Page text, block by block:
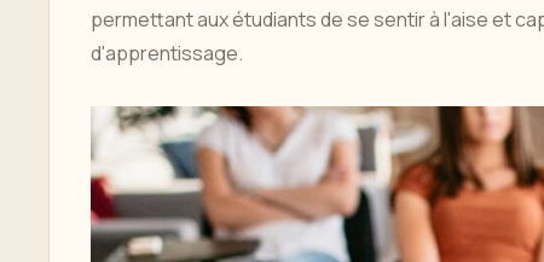
permettant aux étudiants de se sentir à l'aise et
d'apprentissage.